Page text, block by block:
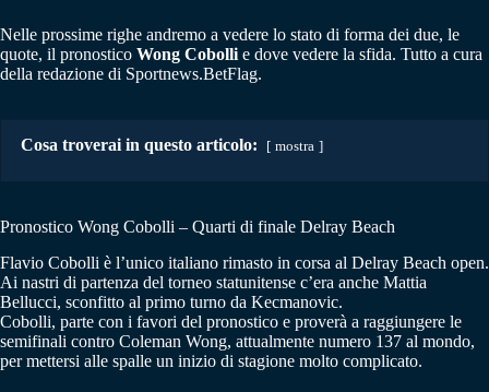
Nelle prossime righe andremo a vedere lo stato di forma dei due, le
quote, il pronostico Wong Cobolli e dove vedere la sfida. Tutto a cura
della redazione di Sportnews.BetFlag.
Cosa troverai in questo articolo: mostra
Pronostico Wong Cobolli – Quarti di finale Delray Beach
Flavio Cobolli è l’unico italiano rimasto in corsa al Delray Beach open.
Ai nastri di partenza del torneo statunitense c’era anche Mattia
Bellucci, sconfitto al primo turno da Kecmanovic.
Cobolli, parte con i favori del pronostico e proverà a raggiungere le
semifinali contro Coleman Wong, attualmente numero 137 al mondo,
per mettersi alle spalle un inizio di stagione molto complicato.